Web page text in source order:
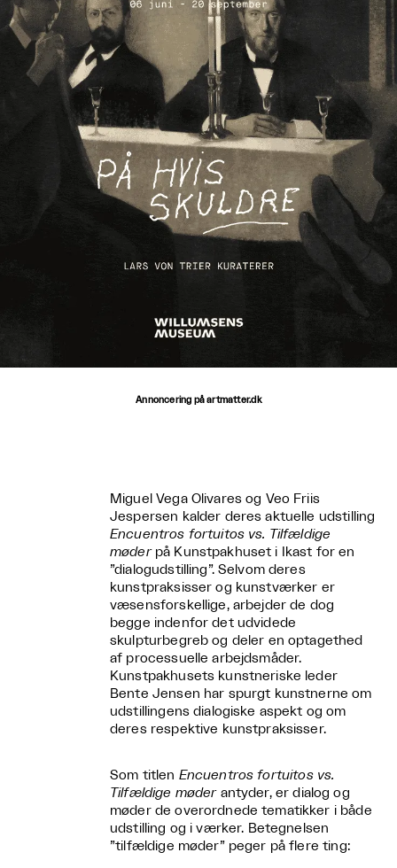
Annoncering på artmatter.dk
Miguel Vega Olivares og Veo Friis
Jespersen kalder deres aktuelle udstilling
Encuentros fortuitos vs. Tilfældige
møderpå Kunstpakhuset i Ikast for en
”dialogudstilling”. Selvom deres
kunstpraksisser og kunstværker er
væsensforskellige, arbejder de dog
begge indenfor det udvidede
skulpturbegreb og deler en optagethed
af processuelle arbejdsmåder.
Kunstpakhusets kunstneriske leder
Bente Jensen har spurgt kunstnerne om
udstillingens dialogiske aspekt og om
deres respektive kunstpraksisser.
Som titlen Encuentros fortuitos vs.
Tilfældige møderantyder, er dialog og
møder de overordnede tematikker i både
udstilling og i værker. Betegnelsen
”tilfældige møder” peger på flere ting: